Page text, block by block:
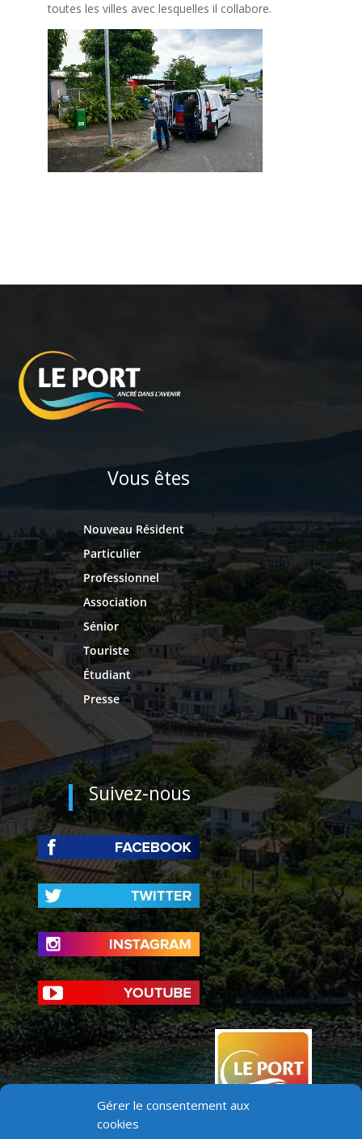
Gérer le consentement aux
cookies
toutes les villes avec lesquelles il collabore.
Vous êtes
Nouveau Résident
Particulier
Professionnel
Association
Sénior
Touriste
Étudiant
Presse
Suivez-nous